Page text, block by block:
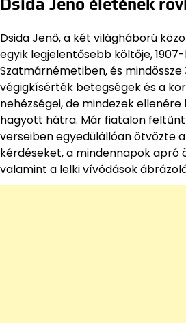
Dsida Jenő életének
Dsida Jenő, a két világháború
egyik legjelentősebb költője,
Szatmárnémetiben, és mindössze
végigkísérték betegségek és a
nehézségei, de mindezek
hagyott hátra. Már fiatalon
verseiben egyedülállóan ötvözte
kérdéseket, a mindennapok apró
valamint a lelki vívódások